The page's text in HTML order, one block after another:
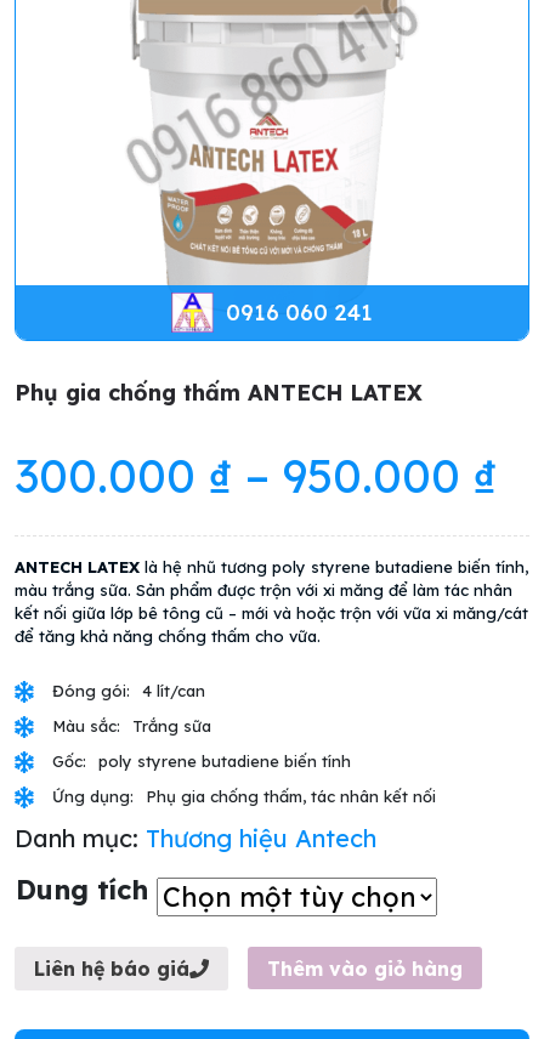
0916 060 241
Phụ gia chống thấm ANTECH LATEX
300.000 ₫ – 950.000 ₫
ANTECH LATEX là hệ nhũ tương poly styrene butadiene biến tính,
màu trắng sữa. Sản phẩm được trộn với xi măng để làm tác nhân
kết nối giữa lớp bê tông cũ – mới và hoặc trộn với vữa xi măng/cát
để tăng khả năng chống thấm cho vữa.
Đóng gói:
4 lít/can
Màu sắc:
Trắng sữa
Gốc:
poly styrene butadiene biến tính
Ứng dụng:
Phụ gia chống thấm, tác nhân kết nối
Danh mục: Thương hiệu Antech
Dung tích
Thêm vào giỏ hàng
Liên hệ báo giá